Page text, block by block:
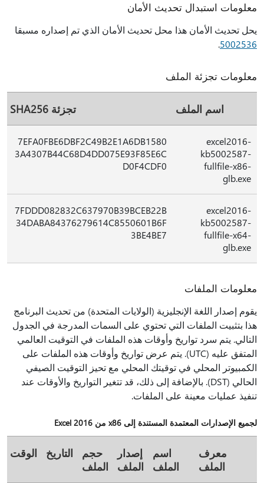
معلومات استبدال تحديث الأمان
يحل تحديث الأمان هذا محل تحديث الأمان الذي تم إصداره مسبقا
5002536
.
معلومات تجزئة الملف
اسم الملف تجزئة SHA256
excel2016-
kb5002587-
fullfile-x86-
glb.exe
7EFA0FBE6DBF2C49B2E1A6DB1580
3A4307B44C68D4DD075E93F85E6C
D0F4CDF0
excel2016-
kb5002587-
fullfile-x64-
glb.exe
7FDDD082832C637970B39BCEB22B
34DABA84376279614C8550601B6F
3BE4BE7
معلومات الملفات
يقوم إصدار اللغة الإنجليزية (الولايات المتحدة) من تحديث البرنامج
هذا بتثبيت الملفات التي تحتوي على السمات المدرجة في الجدول
التالي. يتم سرد تواريخ وأوقات هذه الملفات في التوقيت العالمي
المتفق عليه (UTC). يتم عرض تواريخ وأوقات هذه الملفات على
الكمبيوتر المحلي في توقيتك المحلي مع تحيز التوقيت الصيفي
الحالي (DST). بالإضافة إلى ذلك، قد تتغير التواريخ والأوقات عند
تنفيذ عمليات معينة على الملفات.
لجميع الإصدارات المعتمدة المستندة إلى x86 من Excel 2016
معرف
الملف
اسم
الملف
إصدار
الملف
حجم
الملف
التاريخ الوقت